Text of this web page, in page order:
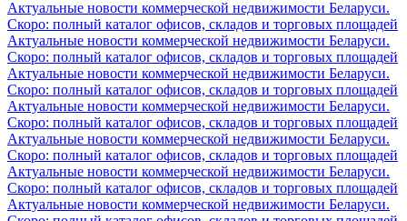
Актуальные новости коммерческой недвижимости Беларуси.
Скоро: полный каталог офисов, складов и торговых площадей
Актуальные новости коммерческой недвижимости Беларуси.
Скоро: полный каталог офисов, складов и торговых площадей
Актуальные новости коммерческой недвижимости Беларуси.
Скоро: полный каталог офисов, складов и торговых площадей
Актуальные новости коммерческой недвижимости Беларуси.
Скоро: полный каталог офисов, складов и торговых площадей
Актуальные новости коммерческой недвижимости Беларуси.
Скоро: полный каталог офисов, складов и торговых площадей
Актуальные новости коммерческой недвижимости Беларуси.
Скоро: полный каталог офисов, складов и торговых площадей
Актуальные новости коммерческой недвижимости Беларуси.